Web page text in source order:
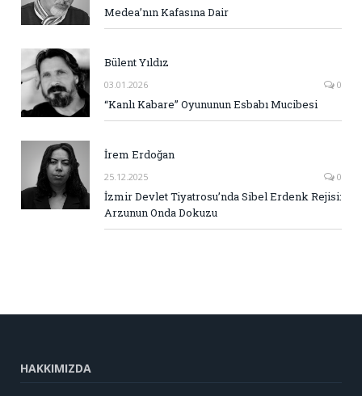
Medea’nın Kafasına Dair
Bülent Yıldız
03.01.2026 0
“Kanlı Kabare” Oyununun Esbabı Mucibesi
İrem Erdoğan
25.12.2025 0
İzmir Devlet Tiyatrosu’nda Sibel Erdenk Rejisi:
Arzunun Onda Dokuzu
HAKKIMIZDA